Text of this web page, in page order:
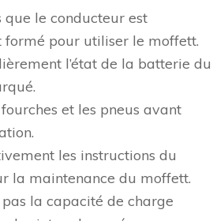
que le conducteur est
formé pour utiliser le moffett.
l’état de la batterie du
et les pneus avant
les instructions du
la maintenance du moffett.
la capacité de charge